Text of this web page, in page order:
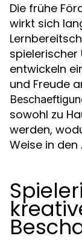
Die frühe
wirkt sich
entwickeln
und Freude
sowohl zu
werden,
Weise in